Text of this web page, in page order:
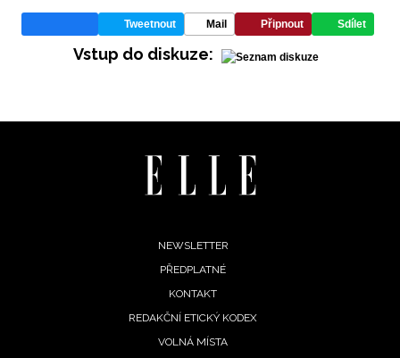
Tweetnout Mail Připnout Sdílet
Vstup do diskuze:
NEWSLETTER
PŘEDPLATNÉ
KONTAKT
REDAKČNÍ ETICKÝ KODEX
VOLNÁ MÍSTA